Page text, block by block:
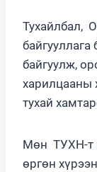
Тухайлбал,
байгууллага
байгуулж,
харилцааны
тухай
Мөн ТУХН-т
өргөн